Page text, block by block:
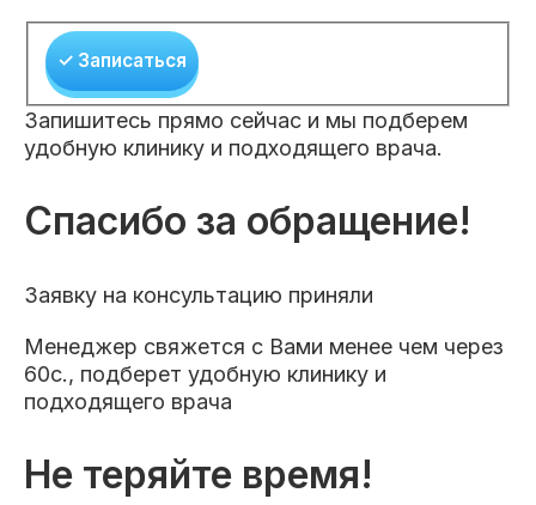
✓ Записаться
Запишитесь прямо сейчас и мы подберем
удобную клинику и подходящего врача.
Спасибо за обращение!
Заявку на консультацию приняли
Менеджер свяжется с Вами менее чем через
60с., подберет удобную клинику и
подходящего врача
Не теряйте время!